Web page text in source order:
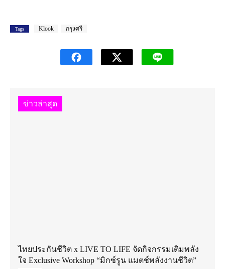
Tags Klook กรุงศรี
ข่าวล่าสุด
ไทยประกันชีวิต x LIVE TO LIFE จัดกิจกรรมเติมพลัง
ใจ Exclusive Workshop “มิกซ์รูน แมตช์พลังงานชีวิต”